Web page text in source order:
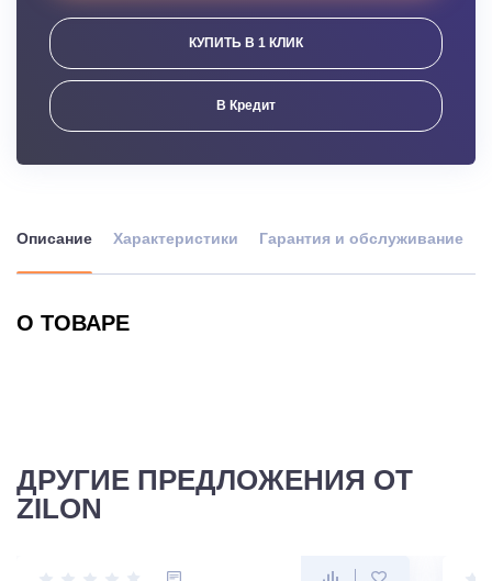
КУПИТЬ В 1 КЛИК
В Кредит
Описание Характеристики Гарантия и обслуживание
О ТОВАРЕ
ДРУГИЕ ПРЕДЛОЖЕНИЯ ОТ
ZILON